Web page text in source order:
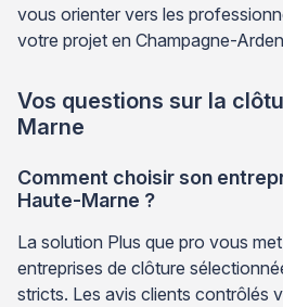
vous orienter vers les
votre projet en Champagne-
Vos questions sur la
Marne
Comment choisir son
Haute-Marne ?
La solution Plus que pro vous
entreprises de clôture
stricts. Les avis clients contrôlés